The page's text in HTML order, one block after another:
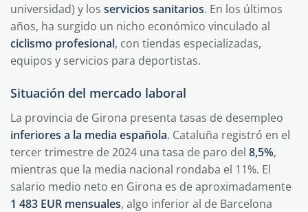
universidad) y los servicios sanitarios. En los últimos
años, ha surgido un nicho económico vinculado al
ciclismo profesional, con tiendas especializadas,
equipos y servicios para deportistas.
Situación del mercado laboral
La provincia de Girona presenta tasas de desempleo
inferiores a la media española. Cataluña registró en el
tercer trimestre de 2024 una tasa de paro del 8,5%,
mientras que la media nacional rondaba el 11%. El
salario medio neto en Girona es de aproximadamente
1 483 EUR mensuales, algo inferior al de Barcelona